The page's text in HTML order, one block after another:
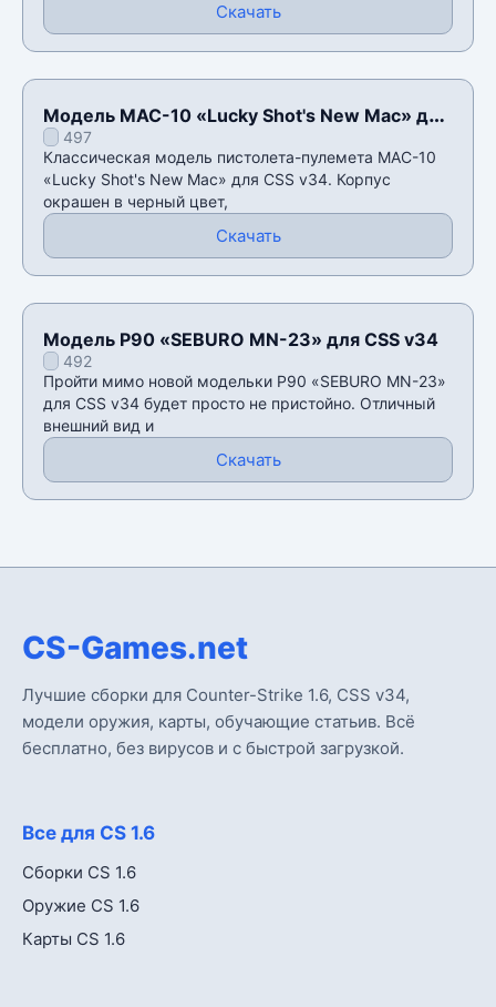
Скачать
Модель MAC-10 «Lucky Shot's New Mac» для
CSS v34
497
Классическая модель пистолета-пулемета MAC-10
«Lucky Shot's New Mac» для CSS v34. Корпус
окрашен в черный цвет,
Скачать
Модель P90 «SEBURO MN-23» для CSS v34
492
Пройти мимо новой модельки P90 «SEBURO MN-23»
для CSS v34 будет просто не пристойно. Отличный
внешний вид и
Скачать
CS-Games.net
Лучшие сборки для Counter-Strike 1.6, CSS v34,
модели оружия, карты, обучающие статьив. Всё
бесплатно, без вирусов и с быстрой загрузкой.
Все для CS 1.6
Сборки CS 1.6
Оружие CS 1.6
Карты CS 1.6